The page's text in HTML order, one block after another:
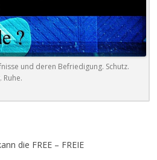
und deren Befriedigung. Schutz.
Ruhe.
die FREE – FREIE